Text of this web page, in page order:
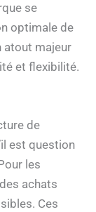
se
optimale de
atout majeur
et flexibilité.
de
est question
les
achats
Ces